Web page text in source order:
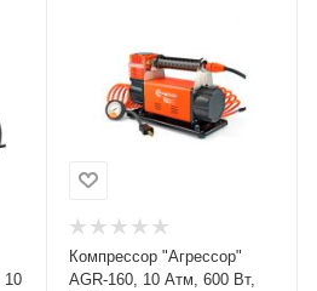
10
Компрессор "Агрессор"
AGR-160, 10 Атм, 600 Вт,